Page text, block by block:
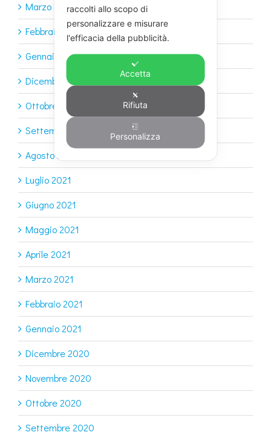
Marzo 2022
Febbraio 2022
Gennaio 2022
Dicembre 2021
Ottobre 2021
Settembre 2021
Agosto 2021
Luglio 2021
Giugno 2021
Maggio 2021
Aprile 2021
Marzo 2021
Febbraio 2021
Gennaio 2021
Dicembre 2020
Novembre 2020
Ottobre 2020
Settembre 2020
raccolti allo scopo di
personalizzare e misurare
l'efficacia della pubblicità.
Accetta
Rifiuta
Personalizza